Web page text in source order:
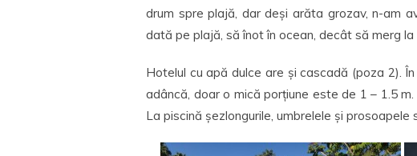
drum spre plajă, dar deși arăta grozav, n-am
dată pe plajă, să înot în ocean, decât să merg la
Hotelul cu apă dulce are și cascadă (poza 2).
adâncă, doar o mică porțiune este de 1 – 1.5
La piscină șezlongurile, umbrelele și prosoapele